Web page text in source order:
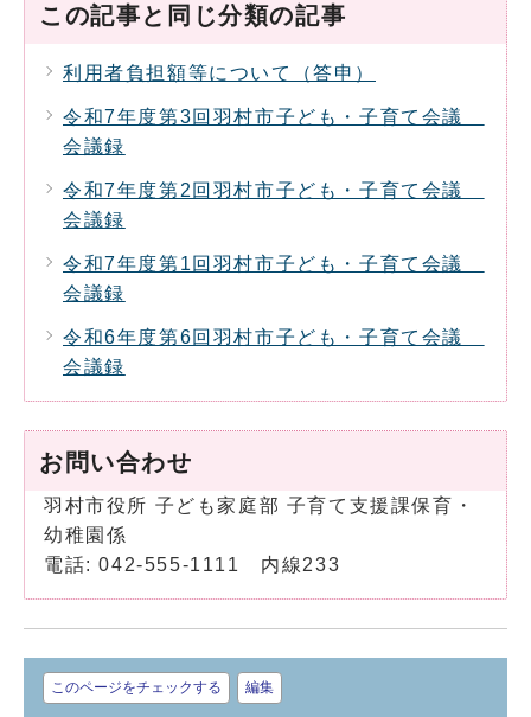
この記事と同じ分類の記事
利用者負担額等について（答申）
令和7年度第3回羽村市子ども・子育て会議
会議録
令和7年度第2回羽村市子ども・子育て会議
会議録
令和7年度第1回羽村市子ども・子育て会議
会議録
令和6年度第6回羽村市子ども・子育て会議
会議録
お問い合わせ
羽村市役所 子ども家庭部 子育て支援課保育・
幼稚園係
電話: 042-555-1111 内線233
このページをチェックする 編集